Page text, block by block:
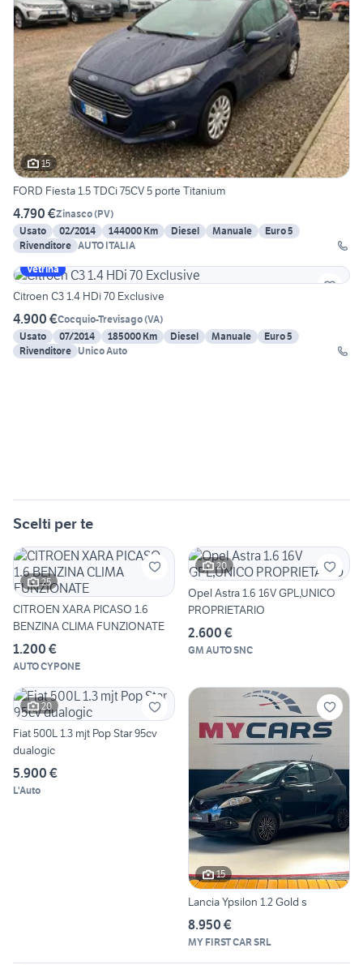
15
FORD Fiesta 1.5 TDCi 75CV 5 porte Titanium
4.790 €Zinasco(PV)
Usato
02/2014 144000 Km Diesel Manuale
Euro 5
Rivenditore AUTO ITALIA
Vetrina
Citroen C3 1.4 HDi 70 Exclusive
4.900 €Cocquio-Trevisago(VA)
Usato
07/2014 185000 Km Diesel Manuale
Euro 5
Rivenditore Unico Auto
Scelti per te
25
CITROEN XARA PICASO 1.6
BENZINA CLIMA FUNZIONATE
1.200 €
AUTO CYPONE
20
Opel Astra 1.6 16V GPL,UNICO
PROPRIETARIO
2.600 €
GM AUTO SNC
20
Fiat 500L 1.3 mjt Pop Star 95cv
dualogic
5.900 €
L'Auto
15
Lancia Ypsilon 1.2 Gold s
8.950 €
MY FIRST CAR SRL